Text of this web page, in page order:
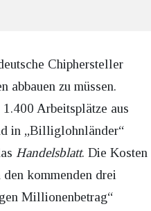
Chiphersteller
abbauen zu müssen.
Arbeitsplätze aus
in „Billiglohnländer“
Handelsblatt. Die Kosten
kommenden drei
Millionenbetrag“